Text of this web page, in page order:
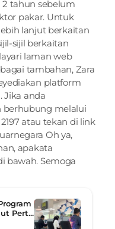
tahun sebelum
pakar. Untuk
lanjut berkaitan
sijil berkaitan
laman web
tambahan, Zara
platform
Jika anda
atau tekan di link
Oh ya,
apakata
bawah. Semoga
Pert...